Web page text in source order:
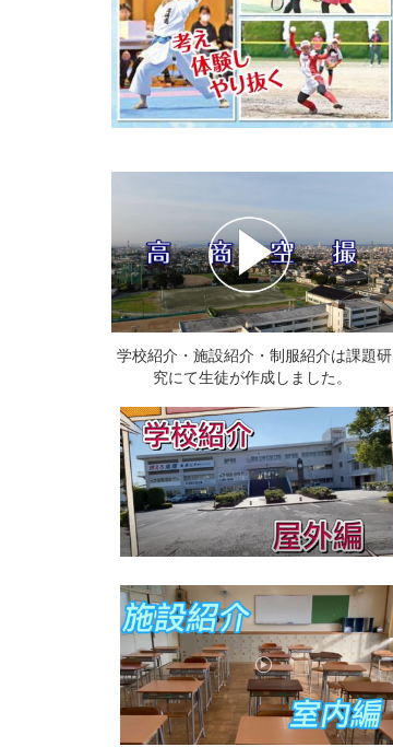
学校紹介・施設紹介・制服紹介は課題研
究にて生徒が作成しました。